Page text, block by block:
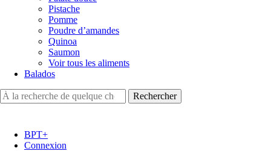
Pistache
Pomme
Poudre d’amandes
Quinoa
Saumon
Voir tous les aliments
Balados
BPT+
Connexion